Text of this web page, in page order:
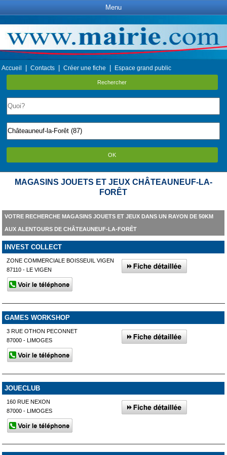
Menu
Accueil Contacts Créer une fiche Espace grand public
Rechercher
OK
MAGASINS JOUETS ET JEUX CHÂTEAUNEUF-LA-
FORÊT
VOTRE RECHERCHE MAGASINS JOUETS ET JEUX DANS UN RAYON DE 50KM
AUX ALENTOURS DE CHÂTEAUNEUF-LA-FORÊT
INVEST COLLECT
ZONE COMMERCIALE BOISSEUIL VIGEN
87110 - LE VIGEN
GAMES WORKSHOP
3 RUE OTHON PECONNET
87000 - LIMOGES
JOUECLUB
160 RUE NEXON
87000 - LIMOGES